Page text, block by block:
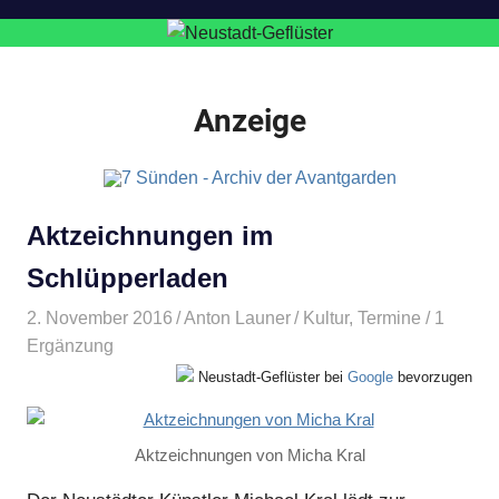
Anzeige
Aktzeichnungen im
Schlüpperladen
2. November 2016 Anton Launer Kultur,Termine / 1
Ergänzung
Neustadt-Geflüster bei Google bevorzugen
Aktzeichnungen von Micha Kral